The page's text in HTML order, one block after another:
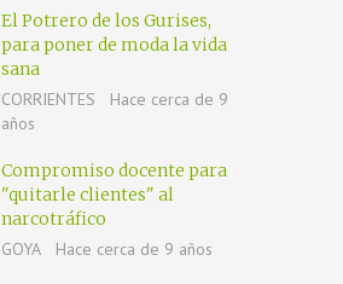
El Potrero de los Gurises,
para poner de moda la vida
sana
CORRIENTES
Hace cerca de 9
años
Compromiso docente para
"quitarle clientes" al
narcotráfico
GOYA
Hace cerca de 9 años